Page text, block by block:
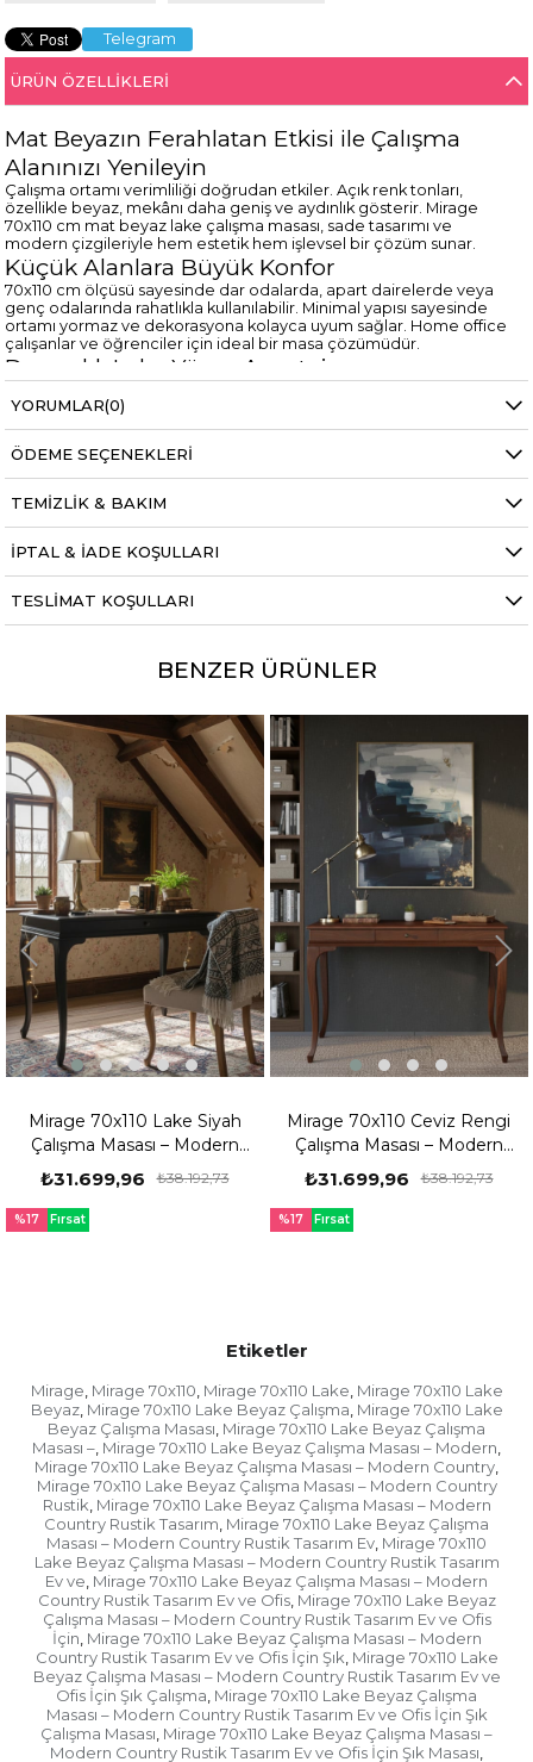
Telegram
ÜRÜN ÖZELLIKLERI
Mat Beyazın Ferahlatan Etkisi ile Çalışma
Alanınızı Yenileyin
Çalışma ortamı verimliliği doğrudan etkiler. Açık renk tonları,
özellikle beyaz, mekânı daha geniş ve aydınlık gösterir. Mirage
70x110 cm mat beyaz lake çalışma masası, sade tasarımı ve
modern çizgileriyle hem estetik hem işlevsel bir çözüm sunar.
Küçük Alanlara Büyük Konfor
70x110 cm ölçüsü sayesinde dar odalarda, apart dairelerde veya
genç odalarında rahatlıkla kullanılabilir. Minimal yapısı sayesinde
ortamı yormaz ve dekorasyona kolayca uyum sağlar. Home office
çalışanlar ve öğrenciler için ideal bir masa çözümüdür.
Dayanıklı Lake Yüzey Avantajı
dayanıklılık sunar. Pürüzsüz yapısı sayesinde kolay temizlenir ve
uzun süre estetik görünümünü korur. Masif kayın ayaklar ise
sağlamlık ve güvenli kullanım sağlar.
Modern ve Country Dekorasyonla Uyum
ve doğal tekstil ürünleriyle mükemmel uyum sağlar. İster modern
ister country tarzda dekore edilmiş alanlarda rahatlıkla kullanılabilir.
Evinizde sade, ferah ve fonksiyonel bir çalışma alanı oluşturmak
istiyorsanız Mirage mat beyaz lake çalışma masası güçlü bir
tercihtir.
YORUMLAR(0)
ÖDEME SEÇENEKLERI
TEMIZLIK & BAKIM
İPTAL & İADE KOŞULLARI
TESLIMAT KOŞULLARI
BENZER ÜRÜNLER
Mirage 70x110 Lake Siyah
Çalışma Masası – Modern
Country Rustik Tasarım, Ev
ve Ofis İçin Şık Çalışma
₺31.699,96 ₺38.192,73
%17
Fırsat
Mirage 70x110 Ceviz Rengi
Çalışma Masası – Modern
Country Rustik Tasarım, Ev
ve Ofis İçin Şık Çalışma
₺31.699,96 ₺38.192,73
%17
Fırsat
Etiketler
Mirage Mirage 70x110 Mirage 70x110 Lake Mirage 70x110 Lake
Beyaz, Mirage 70x110 Lake Beyaz Çalışma Mirage 70x110 Lake
Beyaz Çalışma Masası Mirage 70x110 Lake Beyaz Çalışma
Masası – Mirage 70x110 Lake Beyaz Çalışma Masası – Modern
Mirage 70x110 Lake Beyaz Çalışma Masası – Modern Country
Mirage 70x110 Lake Beyaz Çalışma Masası – Modern Country
Rustik Mirage 70x110 Lake Beyaz Çalışma Masası – Modern
Country Rustik Tasarım Mirage 70x110 Lake Beyaz Çalışma
Masası – Modern Country Rustik Tasarım Ev Mirage 70x110
Lake Beyaz Çalışma Masası – Modern Country Rustik Tasarım
Ev ve Mirage 70x110 Lake Beyaz Çalışma Masası – Modern
Country Rustik Tasarım Ev ve Ofis, Mirage 70x110 Lake Beyaz
Çalışma Masası – Modern Country Rustik Tasarım Ev ve Ofis
İçin Mirage 70x110 Lake Beyaz Çalışma Masası – Modern
Country Rustik Tasarım Ev ve Ofis İçin Şık Mirage 70x110 Lake
Beyaz Çalışma Masası – Modern Country Rustik Tasarım Ev ve
Ofis İçin Şık Çalışma Mirage 70x110 Lake Beyaz Çalışma
Masası – Modern Country Rustik Tasarım Ev ve Ofis İçin Şık
Çalışma Masası Mirage 70x110 Lake Beyaz Çalışma Masası –
Modern Country Rustik Tasarım Ev ve Ofis İçin Şık Masası